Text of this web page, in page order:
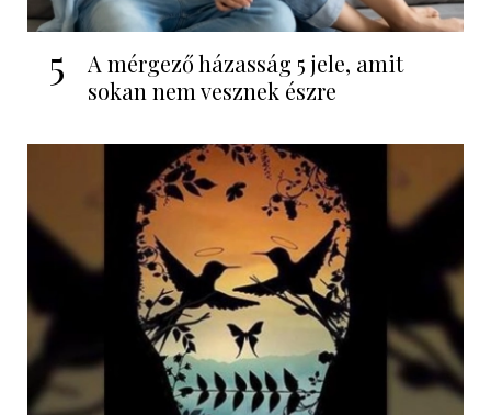
5
A mérgező házasság 5 jele, amit
sokan nem vesznek észre